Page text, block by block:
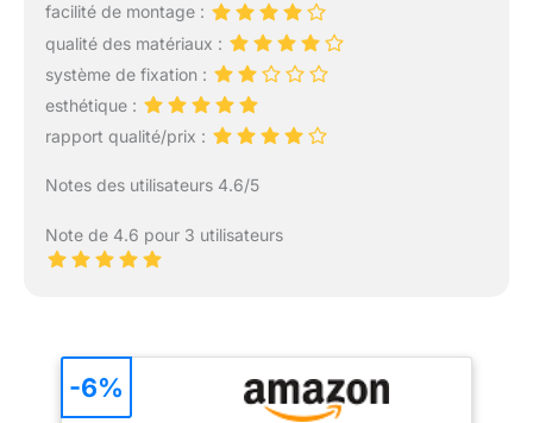
facilité de montage :
qualité des matériaux :
système de fixation :
esthétique :
rapport qualité/prix :
Notes des utilisateurs 4.6/5
Note de 4.6 pour 3 utilisateurs
-6%